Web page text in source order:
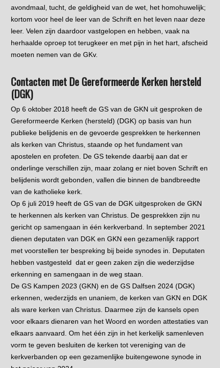
avondmaal, tucht, de geldigheid van de wet, het homohuwelijk;
kortom voor heel de leer van de Schrift en het leven naar deze
leer. Velen zijn daardoor vastgelopen en hebben, vaak na
herhaalde oproep tot terugkeer en met pijn in het hart, afscheid
moeten nemen van de GKv.
Contacten met De Gereformeerde Kerken hersteld
(DGK)
Op 6 oktober 2018 heeft de GS van de GKN uit gesproken de
Gereformeerde Kerken (hersteld) (DGK) op basis van hun
publieke belijdenis en de gevoerde gesprekken te herkennen
als kerken van Christus, staande op het fundament van
apostelen en profeten. De GS tekende daarbij aan dat er
onderlinge verschillen zijn, maar zolang er niet boven Schrift en
belijdenis wordt gebonden, vallen die binnen de bandbreedte
van de katholieke kerk.
Op 6 juli 2019 heeft de GS van de DGK uitgesproken de GKN
te herkennen als kerken van Christus. De gesprekken zijn nu
gericht op samengaan in één kerkverband. In september 2021
dienen deputaten van DGK en GKN een gezamenlijk rapport
met voorstellen ter bespreking bij beide synodes in. Deputaten
hebben vastgesteld dat er geen zaken zijn die wederzijdse
erkenning en samengaan in de weg staan.
De GS Kampen 2023 (GKN) en de GS Dalfsen 2024 (DGK)
erkennen, wederzijds en unaniem, de kerken van GKN en DGK
als ware kerken van Christus. Daarmee zijn de kansels open
voor elkaars dienaren van het Woord en worden attestaties van
elkaars aanvaard. Om het één zijn in het kerkelijk samenleven
vorm te geven besluiten de kerken tot vereniging van de
kerkverbanden op een gezamenlijke buitengewone synode in